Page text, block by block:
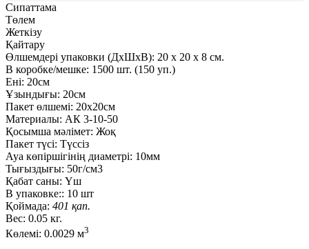
Сипаттама
Төлем
Жеткізу
Қайтару
Өлшемдері упаковки (ДxШxВ): 20 x 20 x 8 см.
В коробке/мешке: 1500 шт. (150 уп.)
Ені: 20см
Ұзындығы: 20см
Пакет өлшемі: 20x20см
Материалы: АК 3-10-50
Қосымша мәлімет: Жоқ
Пакет түсі: Түссіз
Ауа көпіршігінің диаметрі: 10мм
Тығыздығы: 50г/см3
Қабат саны: Үш
В упаковке:: 10 шт
Қоймада: 401 қап.
Вес: 0.05 кг.
Көлемі: 0.0029 м3